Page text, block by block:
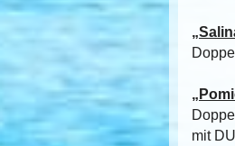
mit